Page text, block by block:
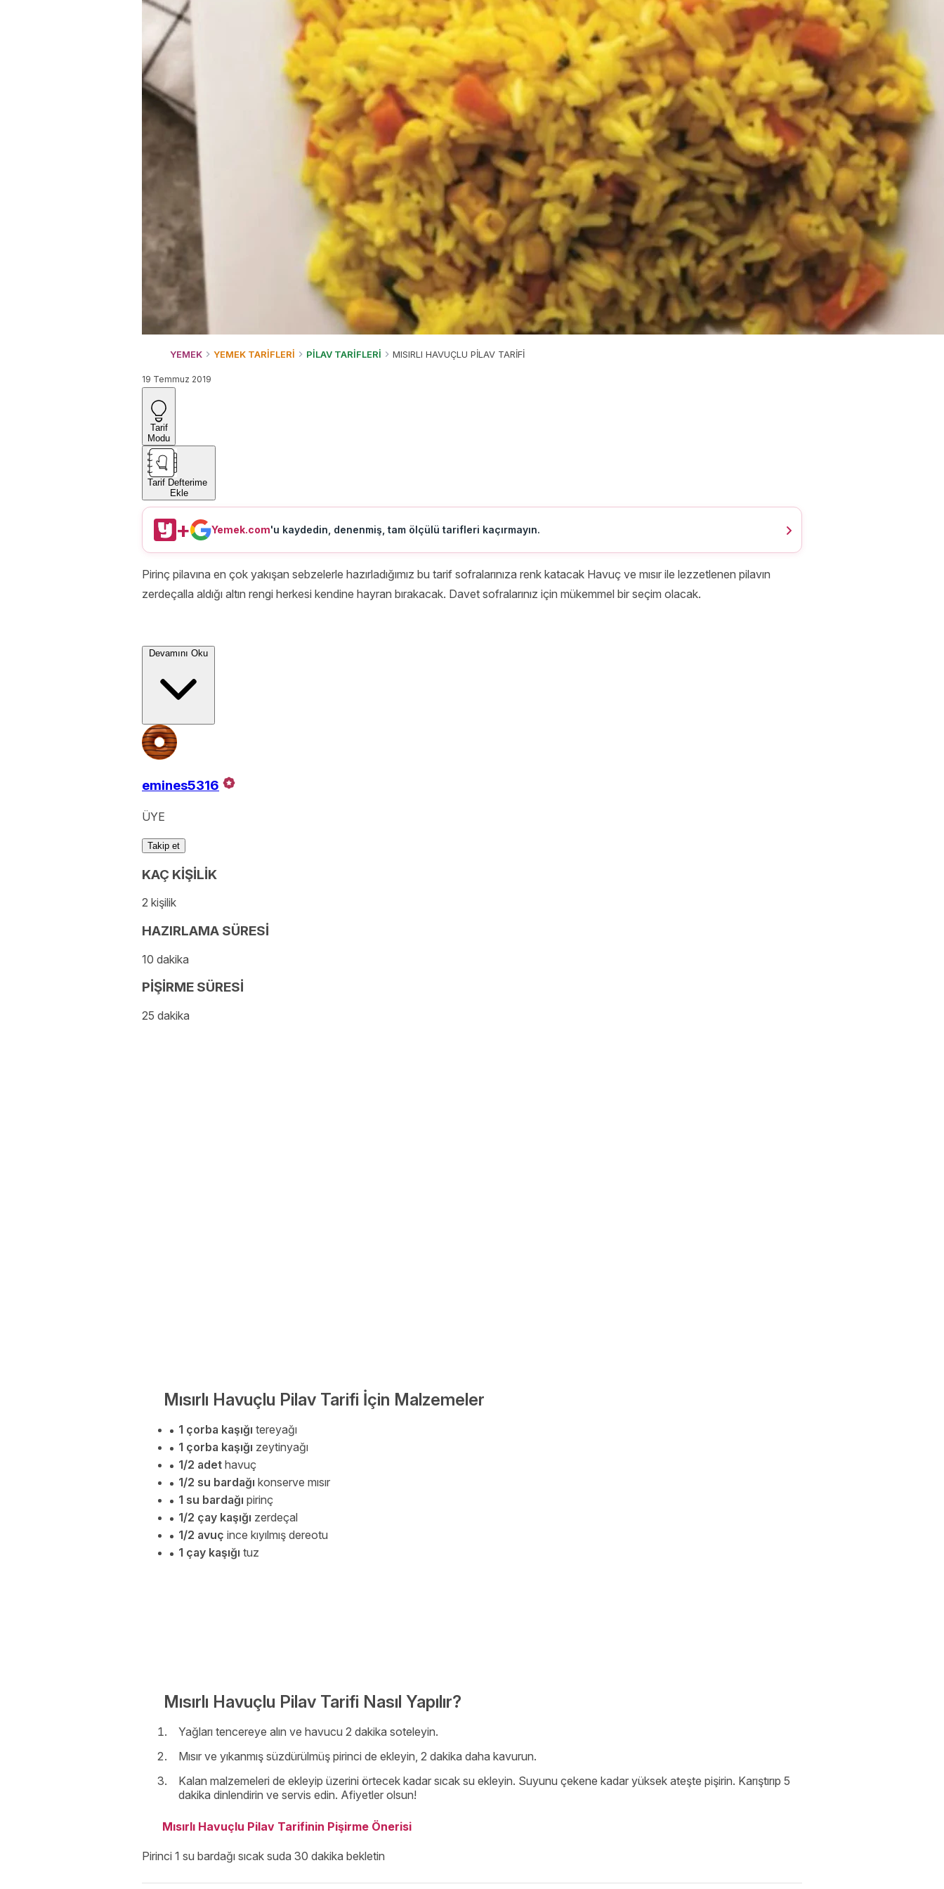
YEMEK YEMEK TARİFLERİ PİLAV TARİFLERİ MISIRLI HAVUÇLU PİLAV TARİFİ
19 Temmuz 2019
Tarif
Modu
Tarif Defterime
Ekle
+ Yemek.com'u kaydedin, denenmiş, tam ölçülü tarifleri kaçırmayın.
Pirinç pilavına en çok yakışan sebzelerle hazırladığımız bu tarif sofralarınıza renk katacak Havuç ve mısır ile lezzetlenen pilavın
zerdeçalla aldığı altın rengi herkesi kendine hayran bırakacak. Davet sofralarınız için mükemmel bir seçim olacak.
Devamını Oku
emines5316
ÜYE
Takip et
KAÇ KİŞİLİK
2 kişilik
HAZIRLAMA SÜRESİ
10 dakika
PİŞİRME SÜRESİ
25 dakika
Mısırlı Havuçlu Pilav Tarifi İçin Malzemeler
1 çorba kaşığı tereyağı
1 çorba kaşığı zeytinyağı
1/2 adet havuç
1/2 su bardağı konserve mısır
1 su bardağı pirinç
1/2 çay kaşığı zerdeçal
1/2 avuç ince kıyılmış dereotu
1 çay kaşığı tuz
Mısırlı Havuçlu Pilav Tarifi Nasıl Yapılır?
Yağları tencereye alın ve havucu 2 dakika soteleyin.
Mısır ve yıkanmış süzdürülmüş pirinci de ekleyin, 2 dakika daha kavurun.
Kalan malzemeleri de ekleyip üzerini örtecek kadar sıcak su ekleyin. Suyunu çekene kadar yüksek ateşte pişirin. Karıştırıp 5
dakika dinlendirin ve servis edin. Afiyetler olsun!
Mısırlı Havuçlu Pilav Tarifinin Pişirme Önerisi
Pirinci 1 su bardağı sıcak suda 30 dakika bekletin